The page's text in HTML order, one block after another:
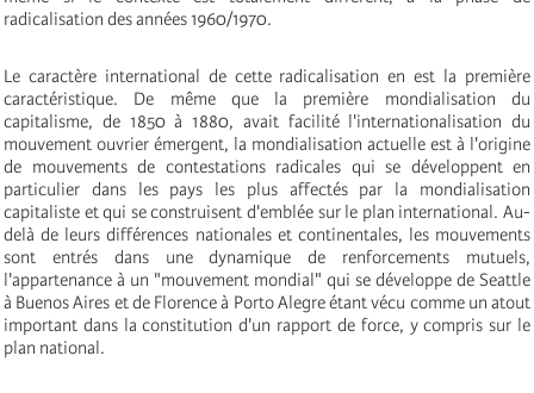
radicalisation des années 1960/1970.
Le caractère international de cette radicalisation en est la première
caractéristique. De même que la première mondialisation du
capitalisme, de 1850 à 1880, avait facilité l'internationalisation du
mouvement ouvrier émergent, la mondialisation actuelle est à l'origine
de mouvements de contestations radicales qui se développent en
particulier dans les pays les plus affectés par la mondialisation
capitaliste et qui se construisent d'emblée sur le plan international. Au-
delà de leurs différences nationales et continentales, les mouvements
sont entrés dans une dynamique de renforcements mutuels,
l'appartenance à un "mouvement mondial" qui se développe de Seattle
à Buenos Aires et de Florence à Porto Alegre étant vécu comme un atout
important dans la constitution d'un rapport de force, y compris sur le
plan national.